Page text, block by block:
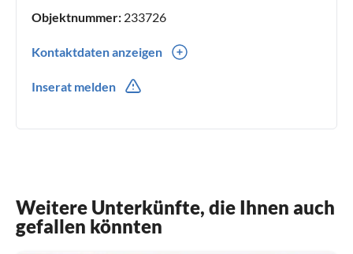
Objektnummer: 233726
Kontaktdaten anzeigen
Inserat melden
Weitere Unterkünfte, die Ihnen auch
gefallen könnten